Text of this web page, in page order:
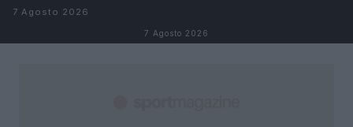
Salta al contenuto
7 Agosto 2026
7 Agosto 2026